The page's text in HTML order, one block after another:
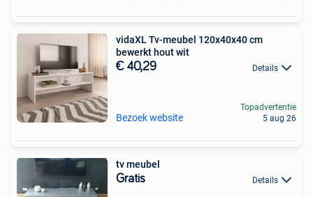
vidaXL Tv-meubel 120x40x40 cm
bewerkt hout wit
€ 40,29 Details
Bezoek website
Topadvertentie
5 aug 26
tv meubel
Gratis Details